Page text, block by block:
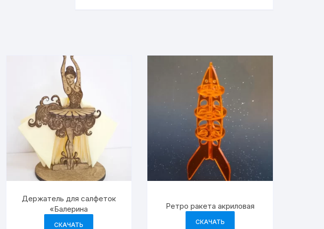
Держатель для салфеток
«Балерина
СКАЧАТЬ
Ретро ракета акриловая
СКАЧАТЬ